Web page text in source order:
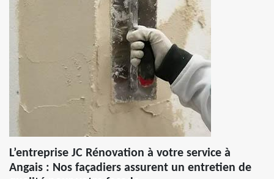
L’entreprise JC Rénovation à votre service à
Angais : Nos façadiers assurent un entretien de